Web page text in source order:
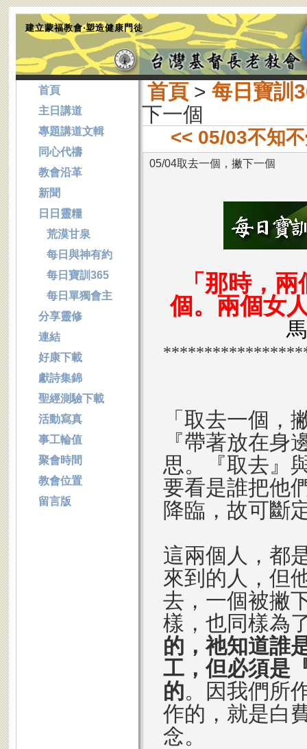
建立蒙福教會‧塑造健康門徒
首頁 >每日寶訓
下一個
<< 05/03不知
05/04取去一個，撇下一個
「那時，
個。兩個女
「取去一個，
『帶著放在身
思。『取去』
要看是誰把他
降臨，故可斷
這兩個人，都
來到的人，但
去，一個被撇
樣，也同樣為
的，祂知道誰
工，但必須是
的。因我們所
作的，就是白
念。
首頁
主日講道
專題講道文輯
同心代禱
教會沿革
新聞
日日靈糧
荒漠甘泉
每日與神有約
每日寶訓365
每日單獨會主
分享靈修
連結
好康下載
獻詩集錦
聖經測驗下載
活動寫真
事工輪值
聚會時間
教會位置
留言版